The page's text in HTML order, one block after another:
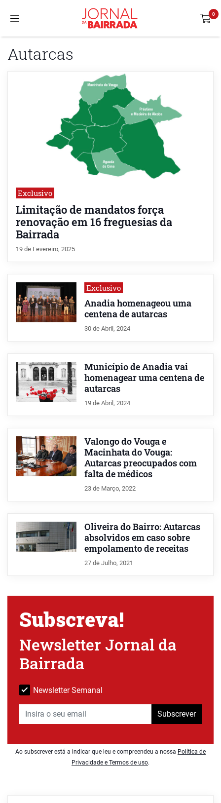
Autarcas
Exclusivo
Limitação de mandatos força
renovação em 16 freguesias da
Bairrada
19 de Fevereiro, 2025
Exclusivo
Anadia homenageou uma
centena de autarcas
30 de Abril, 2024
Município de Anadia vai
homenagear uma centena de
autarcas
19 de Abril, 2024
Valongo do Vouga e
Macinhata do Vouga:
Autarcas preocupados com
falta de médicos
23 de Março, 2022
Oliveira do Bairro: Autarcas
absolvidos em caso sobre
empolamento de receitas
27 de Julho, 2021
Subscreva!
Newsletter Jornal da
Bairrada
Newsletter Semanal
Subscrever
Ao subscrever está a indicar que leu e compreendeu a nossa Política de
Privacidade e Termos de uso.